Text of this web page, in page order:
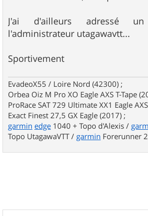
J'ai d'ailleurs adressé
l'administrateur utagawavtt...
Sportivement
EvadeoX55 / Loire Nord (42300) ;
Orbea Oiz M Pro XO Eagle AXS T-Tape
ProRace SAT 729 Ultimate XX1 Eagle
Exact Finest 27,5 GX Eagle (2017) ;
garmin edge 1040 + Topo d'Alexis /
Topo UtagawaVTT / garmin Forerunner